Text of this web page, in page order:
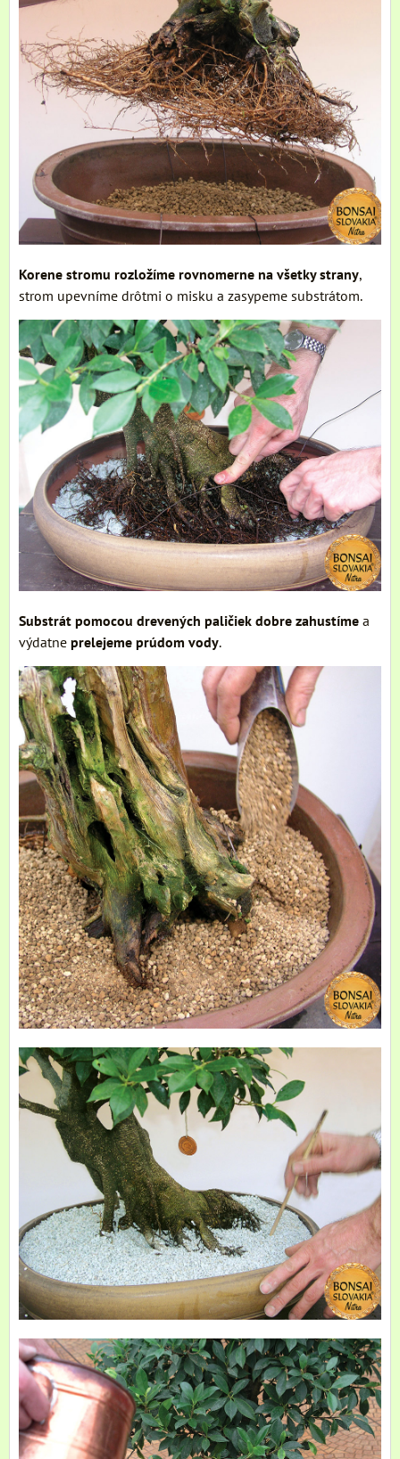
Korene stromu rozložíme rovnomerne na všetky strany,
strom upevníme drôtmi o misku a zasypeme substrátom.
Substrát pomocou drevených paličiek dobre zahustíme a
výdatne prelejeme prúdom vody.